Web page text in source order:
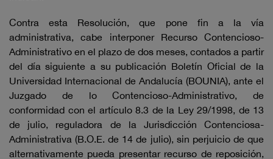
Contra esta Resolución, que pone fin a la vía
administrativa, cabe interponer Recurso Contencioso-
Administrativo en el plazo de dos meses, contados a partir
del día siguiente a su publicación Boletín Oficial de la
Universidad Internacional de Andalucía (BOUNIA), ante el
Juzgado de lo Contencioso-Administrativo, de
conformidad con el artículo 8.3 de la Ley 29/1998, de 13
de julio, reguladora de la Jurisdicción Contenciosa-
Administrativa (B.O.E. de 14 de julio), sin perjuicio de que
alternativamente pueda presentar recurso de reposición,